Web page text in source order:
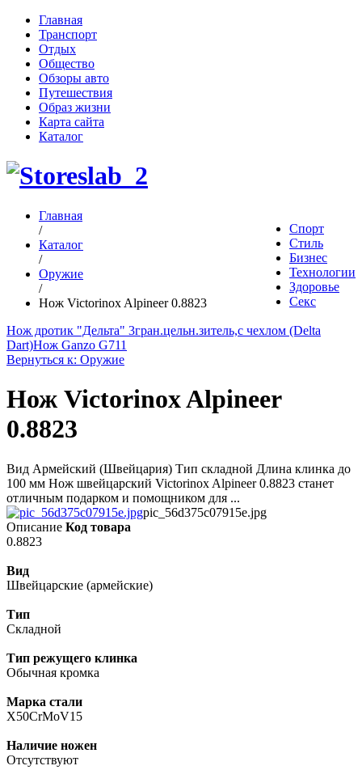
Главная
Транспорт
Отдых
Общество
Обзоры авто
Путешествия
Образ жизни
Карта сайта
Каталог
Спорт
Стиль
Бизнес
Технологии
Здоровье
Секс
Главная
/
Каталог
/
Оружие
/
Нож Victorinox Alpineer 0.8823
Нож дротик "Дельта" 3гран.цельн.зитель,с чехлом (Delta
Dart)Нож Ganzo G711
Вернуться к: Оружие
Нож Victorinox Alpineer
0.8823
Вид Армейский (Швейцария) Тип складной Длина клинка до
100 мм Нож швейцарский Victorinox Alpineer 0.8823 станет
отличным подарком и помощником для ...
pic_56d375c07915e.jpg
Описание Код товара
0.8823
Вид
Швейцарские (армейские)
Тип
Складной
Тип режущего клинка
Обычная кромка
Марка стали
X50CrMoV15
Наличие ножен
Отсутствуют